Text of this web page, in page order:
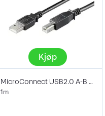
Kjøp
MicroConnect USB2.0 A-B Kabel 1m
1m